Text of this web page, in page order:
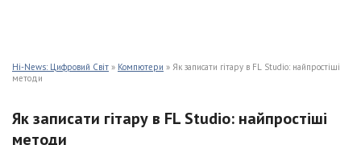
Hi-News: Цифровий Світ » Компютери » Як записати гітару в FL Studio: найпростіші
методи
Як записати гітару в FL Studio: найпростіші
методи